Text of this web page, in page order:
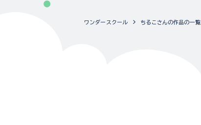
ワンダースクール ちるこさんの作品の一覧